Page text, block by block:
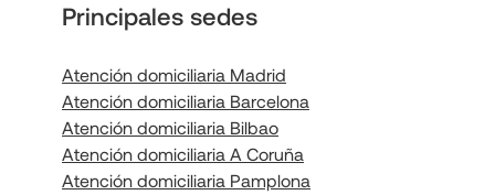
Principales sedes
Atención domiciliaria Madrid
Atención domiciliaria Barcelona
Atención domiciliaria Bilbao
Atención domiciliaria A Coruña
Atención domiciliaria Pamplona